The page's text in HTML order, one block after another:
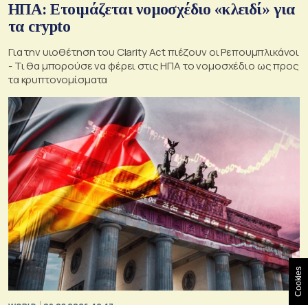
ΗΠΑ: Ετοιμάζεται νομοσχέδιο «κλειδί» για
τα crypto
Για την υιοθέτηση του Clarity Act πιέζουν οι Ρεπουμπλικάνοι
- Τι θα μπορούσε να φέρει στις ΗΠΑ το νομοσχέδιο ως προς
τα κρυπτονομίσματα
Cookies